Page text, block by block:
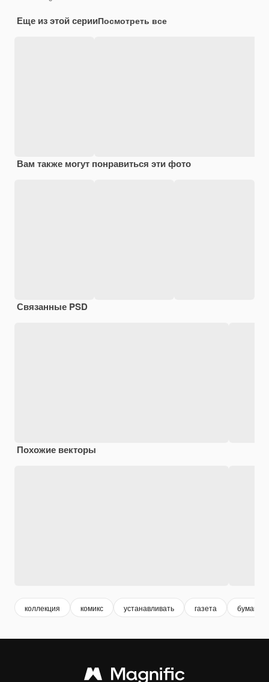
Еще из этой серииПосмотреть все
Вам также могут понравиться эти фото
Связанные PSD
Похожие векторы
коллекция комикс устанавливать газета бумага